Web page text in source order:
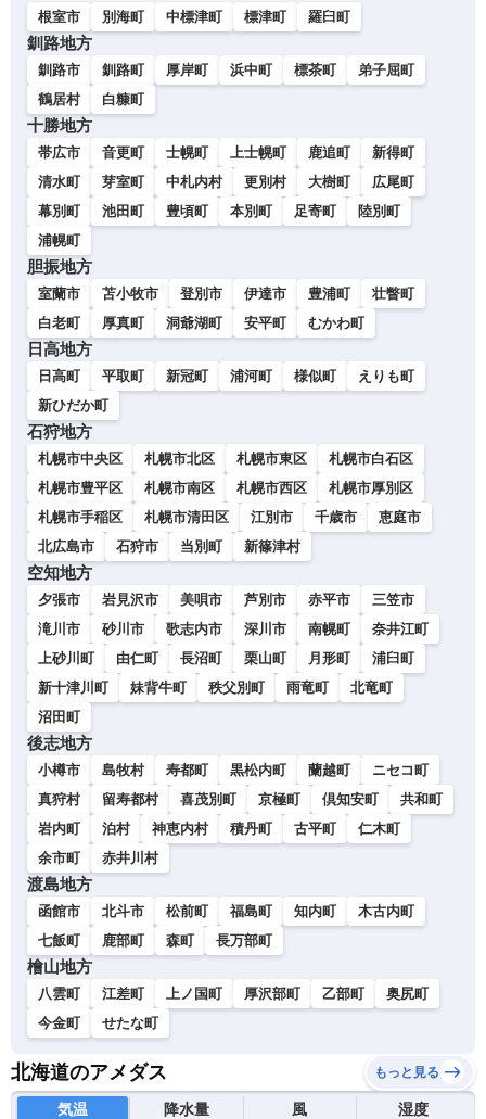
根室市 別海町 中標津町 標津町 羅臼町
釧路地方
釧路市 釧路町 厚岸町 浜中町 標茶町
弟子屈町
鶴居村
白糠町
十勝地方
帯広市 音更町 士幌町 上士幌町 鹿追町
新得町
清水町
芽室町 中札内村 更別村 大樹町
広尾町
幕別町
池田町 豊頃町 本別町 足寄町
陸別町
浦幌町
胆振地方
室蘭市 苫小牧市 登別市 伊達市 豊浦町
壮瞥町
白老町
厚真町 洞爺湖町 安平町 むかわ町
日高地方
日高町 平取町 新冠町 浦河町 様似町
えりも町
新ひだか町
石狩地方
札幌市中央区 札幌市北区 札幌市東区
札幌市白石区
札幌市豊平区
札幌市南区 札幌市西区
札幌市厚別区
札幌市手稲区
札幌市清田区 江別市 千歳市
恵庭市
北広島市
石狩市 当別町 新篠津村
空知地方
夕張市 岩見沢市 美唄市 芦別市 赤平市
三笠市
滝川市
砂川市 歌志内市 深川市 南幌町
奈井江町
上砂川町
由仁町 長沼町 栗山町 月形町
浦臼町
新十津川町
妹背牛町 秩父別町 雨竜町
北竜町
沼田町
後志地方
小樽市 島牧村 寿都町 黒松内町 蘭越町
ニセコ町
真狩村
留寿都村 喜茂別町 京極町 倶知安町
共和町
岩内町
泊村 神恵内村 積丹町 古平町
仁木町
余市町
赤井川村
渡島地方
函館市 北斗市 松前町 福島町 知内町
木古内町
七飯町
鹿部町 森町 長万部町
檜山地方
八雲町 江差町 上ノ国町 厚沢部町 乙部町
奥尻町
今金町
せたな町
北海道のアメダス もっと見る
気温 降水量 風 湿度